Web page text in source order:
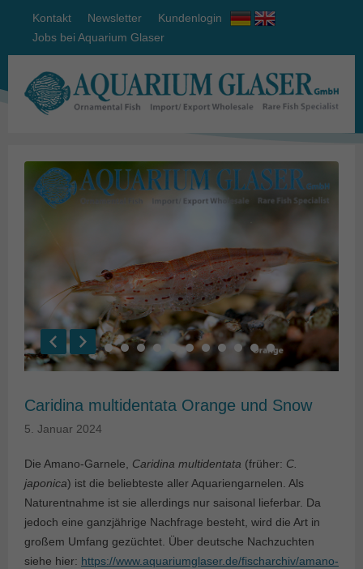
Kontakt Newsletter
Kundenlogin
Jobs bei Aquarium Glaser
Caridina multidentata Orange und Snow
5. Januar 2024
Die Amano-Garnele, Caridina multidentata (früher: C.
japonica) ist die beliebteste aller Aquariengarnelen. Als
Naturentnahme ist sie allerdings nur saisonal lieferbar. Da
jedoch eine ganzjährige Nachfrage besteht, wird die Art in
großem Umfang gezüchtet. Über deutsche Nachzuchten
siehe hier: https://www.aquariumglaser.de/fischarchiv/amano-